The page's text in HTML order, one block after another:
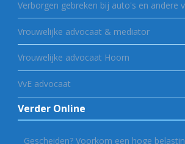
Verborgen gebreken bij auto's en andere
Vrouwelijke advocaat & mediator
Vrouwelijke advocaat Hoorn
VvE advocaat
Verder Online
Gescheiden? Voorkom een hoge